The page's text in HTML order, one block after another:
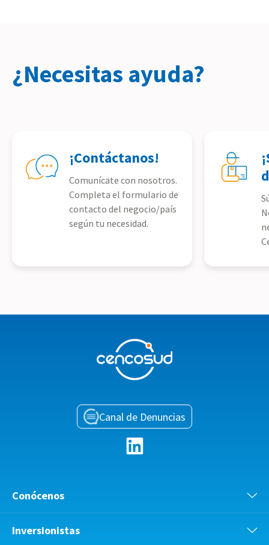
¿Necesitas ayuda?
¡Contáctanos!
Comunícate con nosotros.
Completa el formulario de
contacto del negocio/país
según tu necesidad.
Canal de Denuncias
Conócenos
Inversionistas